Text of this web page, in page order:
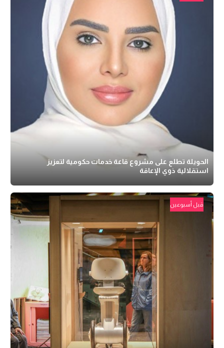
الحويلة تطلع على مشروع قاعة خدمات حكومية لتعزيز
استقلالية ذوي الإعاقة
قبل أسبوعين